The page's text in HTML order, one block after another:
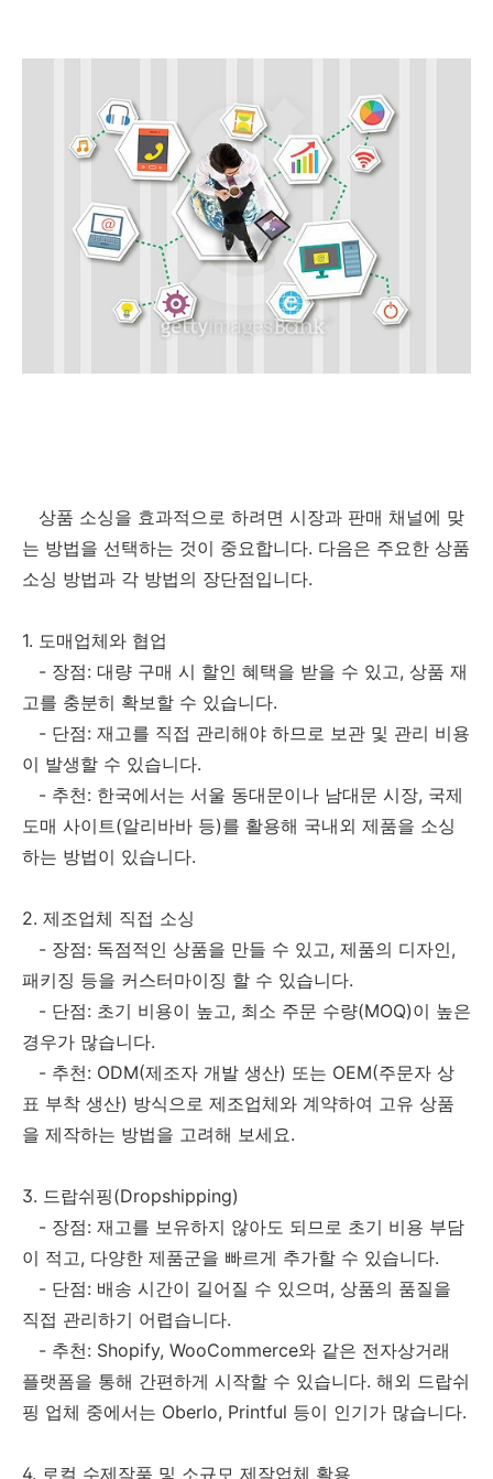
상품 소싱을 효과적으로 하려면 시장과 판매 채널에 맞
는 방법을 선택하는 것이 중요합니다. 다음은 주요한 상품
소싱 방법과 각 방법의 장단점입니다.
1. 도매업체와 협업
- 장점: 대량 구매 시 할인 혜택을 받을 수 있고, 상품 재
고를 충분히 확보할 수 있습니다.
- 단점: 재고를 직접 관리해야 하므로 보관 및 관리 비용
이 발생할 수 있습니다.
- 추천: 한국에서는 서울 동대문이나 남대문 시장, 국제
도매 사이트(알리바바 등)를 활용해 국내외 제품을 소싱
하는 방법이 있습니다.
2. 제조업체 직접 소싱
- 장점: 독점적인 상품을 만들 수 있고, 제품의 디자인,
패키징 등을 커스터마이징 할 수 있습니다.
- 단점: 초기 비용이 높고, 최소 주문 수량(MOQ)이 높은
경우가 많습니다.
- 추천: ODM(제조자 개발 생산) 또는 OEM(주문자 상
표 부착 생산) 방식으로 제조업체와 계약하여 고유 상품
을 제작하는 방법을 고려해 보세요.
3. 드랍쉬핑(Dropshipping)
- 장점: 재고를 보유하지 않아도 되므로 초기 비용 부담
이 적고, 다양한 제품군을 빠르게 추가할 수 있습니다.
- 단점: 배송 시간이 길어질 수 있으며, 상품의 품질을
직접 관리하기 어렵습니다.
- 추천: Shopify, WooCommerce와 같은 전자상거래
플랫폼을 통해 간편하게 시작할 수 있습니다. 해외 드랍쉬
핑 업체 중에서는 Oberlo, Printful 등이 인기가 많습니다.
4. 로컬 수제작품 및 소규모 제작업체 활용